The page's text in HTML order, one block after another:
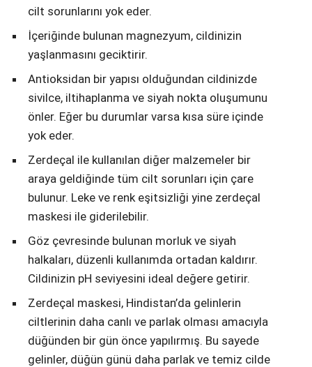
cilt sorunlarını yok eder.
İçeriğinde bulunan magnezyum, cildinizin
yaşlanmasını geciktirir.
Antioksidan bir yapısı olduğundan cildinizde
sivilce, iltihaplanma ve siyah nokta oluşumunu
önler. Eğer bu durumlar varsa kısa süre içinde
yok eder.
Zerdeçal ile kullanılan diğer malzemeler bir
araya geldiğinde tüm cilt sorunları için çare
bulunur. Leke ve renk eşitsizliği yine zerdeçal
maskesi ile giderilebilir.
Göz çevresinde bulunan morluk ve siyah
halkaları, düzenli kullanımda ortadan kaldırır.
Cildinizin pH seviyesini ideal değere getirir.
Zerdeçal maskesi, Hindistan’da gelinlerin
ciltlerinin daha canlı ve parlak olması amacıyla
düğünden bir gün önce yapılırmış. Bu sayede
gelinler, düğün günü daha parlak ve temiz cilde